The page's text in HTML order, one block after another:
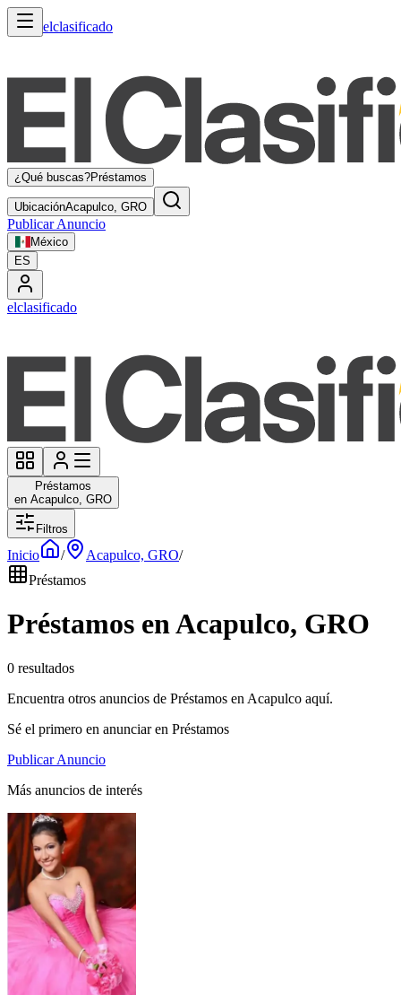
elclasificado
¿Qué buscas?Préstamos
UbicaciónAcapulco, GRO
Publicar Anuncio
México
ES
elclasificado
Préstamos
en Acapulco, GRO
Filtros
Inicio / Acapulco, GRO/
Préstamos
Préstamos en Acapulco, GRO
0 resultados
Encuentra otros anuncios de Préstamos en Acapulco aquí.
Sé el primero en anunciar en Préstamos
Publicar Anuncio
Más anuncios de interés